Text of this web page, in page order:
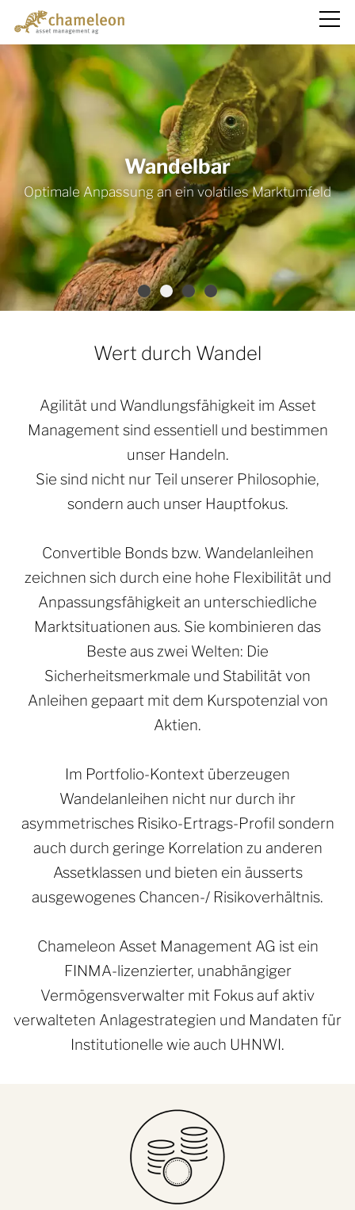
Über uns
Anlagelösungen
Fonds
News
Kontakt
Wert durch Wandel
Agilität und Wandlungsfähigkeit im Asset
Management sind essentiell und bestimmen
unser Handeln.
Sie sind nicht nur Teil unserer Philosophie,
sondern auch unser Hauptfokus.
Convertible Bonds bzw. Wandelanleihen
zeichnen sich durch eine hohe Flexibilität und
Anpassungsfähigkeit an unterschiedliche
Marktsituationen aus. Sie kombinieren das
Beste aus zwei Welten: Die
Sicherheitsmerkmale und Stabilität von
Anleihen gepaart mit dem Kurspotenzial von
Aktien.
Im Portfolio-Kontext überzeugen
Wandelanleihen nicht nur durch ihr
asymmetrisches Risiko-Ertrags-Profil sondern
auch durch geringe Korrelation zu anderen
Assetklassen und bieten ein äusserts
ausgewogenes Chancen-/ Risikoverhältnis.
Chameleon Asset Management AG ist ein
FINMA-lizenzierter, unabhängiger
Vermögensverwalter mit Fokus auf aktiv
verwalteten Anlagestrategien und Mandaten für
Institutionelle wie auch UHNWI.